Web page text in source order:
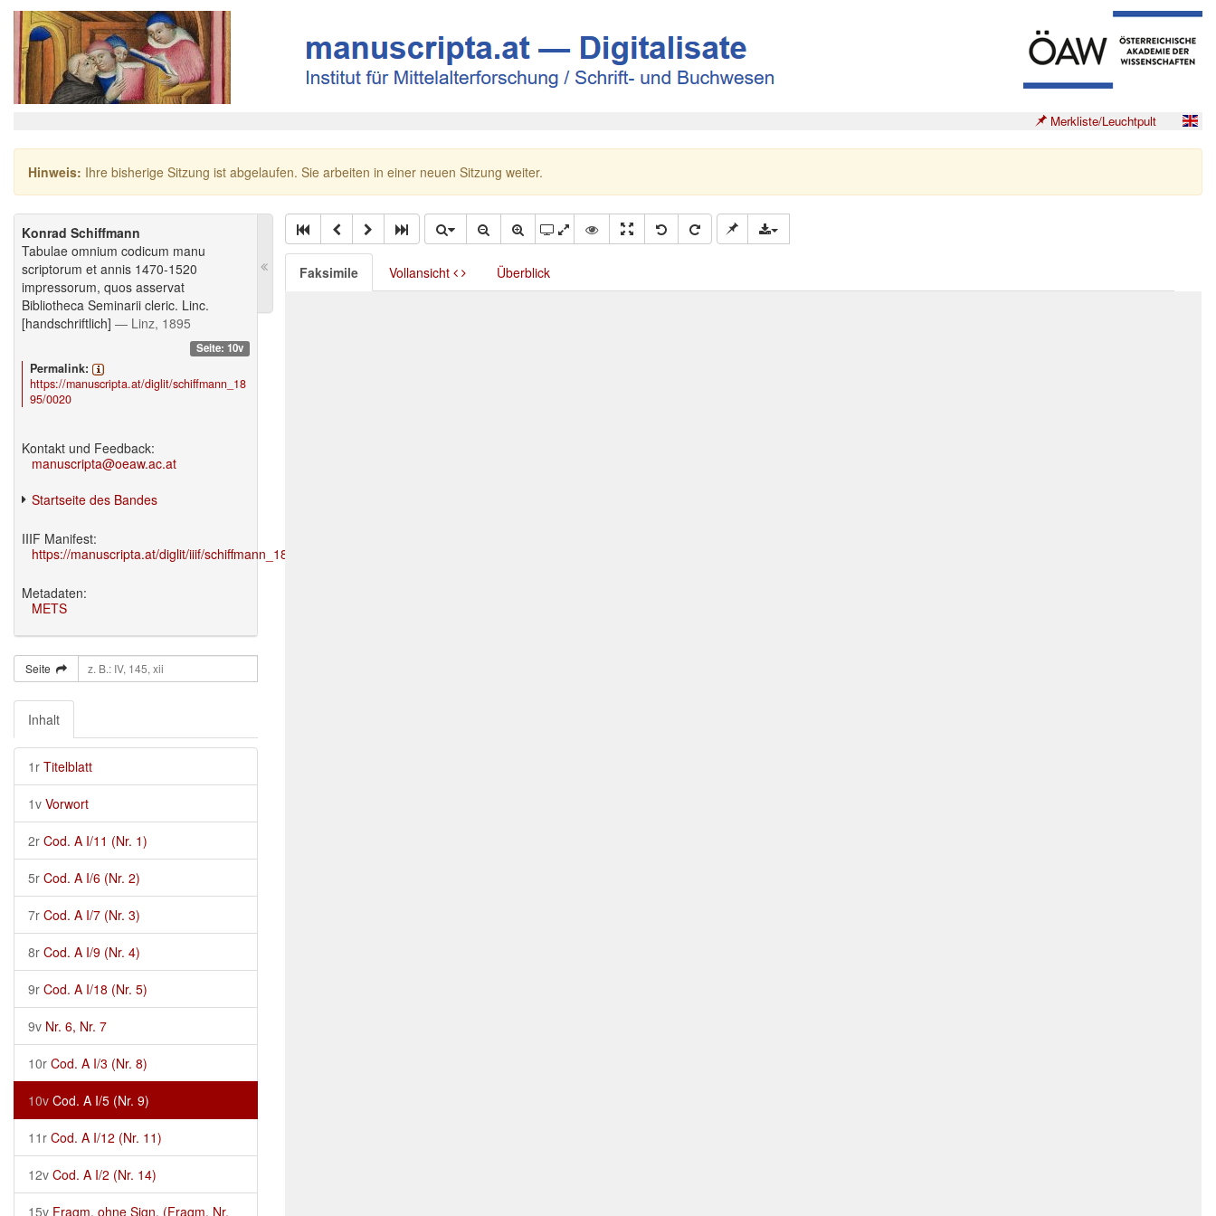
Merkliste/Leuchtpult
Hinweis: Ihre bisherige Sitzung ist abgelaufen. Sie arbeiten in einer neuen Sitzung weiter.
Konrad Schiffmann
Tabulae omnium codicum manu
scriptorum et annis 1470-1520
impressorum, quos asservat
Bibliotheca Seminarii cleric. Linc.
[handschriftlich] — Linz, 1895
Seite: 10v
Permalink:
https://manuscripta.at/diglit/schiffmann_18
95/0020
Kontakt und Feedback:
manuscripta@oeaw.ac.at
Startseite des Bandes
IIIF Manifest:
https://manuscripta.at/diglit/iiif/schiffmann_1895/manifest.json
Metadaten:
METS
Seite
Inhalt
1r Titelblatt
1v Vorwort
2r Cod. A I/11 (Nr. 1)
5r Cod. A I/6 (Nr. 2)
7r Cod. A I/7 (Nr. 3)
8r Cod. A I/9 (Nr. 4)
9r Cod. A I/18 (Nr. 5)
9v Nr. 6, Nr. 7
10r Cod. A I/3 (Nr. 8)
10v Cod. A I/5 (Nr. 9)
11r Cod. A I/12 (Nr. 11)
12v Cod. A I/2 (Nr. 14)
15v Fragm. ohne Sign. (Fragm. Nr.
Faksimile Vollansicht Überblick